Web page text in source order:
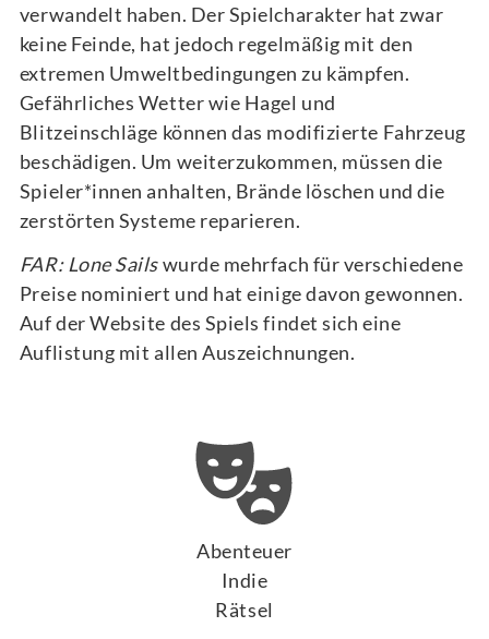
verwandelt haben. Der Spielcharakter hat zwar
keine Feinde, hat jedoch regelmäßig mit den
extremen Umweltbedingungen zu kämpfen.
Gefährliches Wetter wie Hagel und
Blitzeinschläge können das modifizierte Fahrzeug
beschädigen. Um weiterzukommen, müssen die
Spieler*innen anhalten, Brände löschen und die
zerstörten Systeme reparieren.
FAR: Lone Sailswurde mehrfach für verschiedene
Preise nominiert und hat einige davon gewonnen.
Auf der Website des Spiels findet sich eine
Auflistung mit allen Auszeichnungen.
Abenteuer
Indie
Rätsel